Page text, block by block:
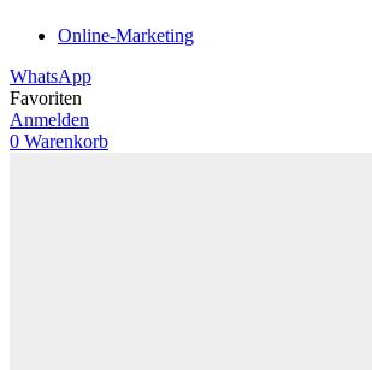
Online-Marketing
WhatsApp
Favoriten
Anmelden
0 Warenkorb